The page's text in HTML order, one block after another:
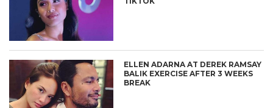
ELLEN ADARNA AT DEREK RAMSAY
BALIK EXERCISE AFTER 3 WEEKS
BREAK